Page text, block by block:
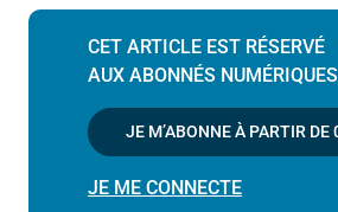
CET ARTICLE EST RÉSERVÉ
AUX ABONNÉS NUMÉRIQUES
JE M’ABONNE À PARTIR DE
JE ME CONNECTE